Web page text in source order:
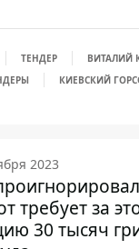
ТЕНДЕР
ВИТАЛИЙ
КИЕВСКИЙ
2023
требует за
30 тысяч